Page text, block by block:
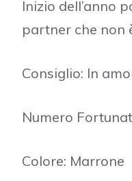
Inizio dell’anno
partner che non
Consiglio: In
Numero
Colore: Marrone